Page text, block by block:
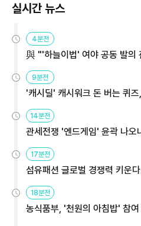
실시간 뉴스
4분전
與 "'하늘이법' 여야 공동 발의
9분전
'캐시딜' 캐시워크 돈 버는 퀴
14분전
관세전쟁 '엔드게임' 윤곽 나
용해야
17분전
섬유패션 글로벌 경쟁력 키운
원
18분전
농식품부, '천원의 아침밥' 참